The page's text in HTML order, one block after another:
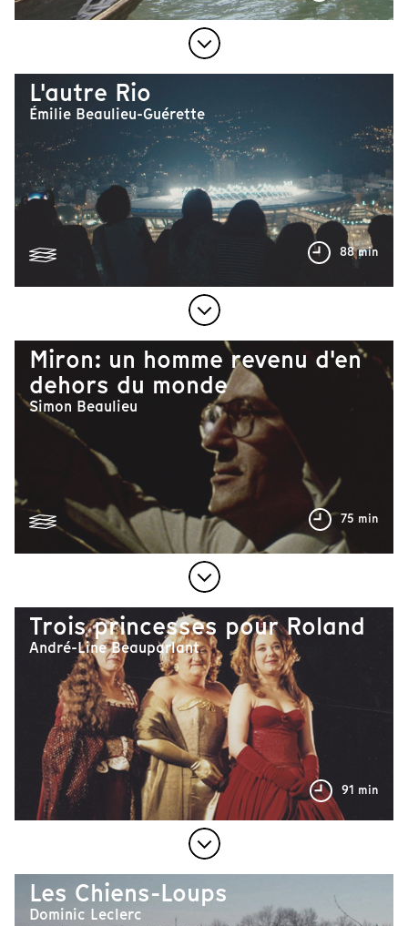
L'autre Rio
Émilie Beaulieu-Guérette
88 min
Miron: un homme revenu d'en
dehors du monde
Simon Beaulieu
75 min
Trois princesses pour Roland
André-Line Beauparlant
91 min
Les Chiens-Loups
Dominic Leclerc